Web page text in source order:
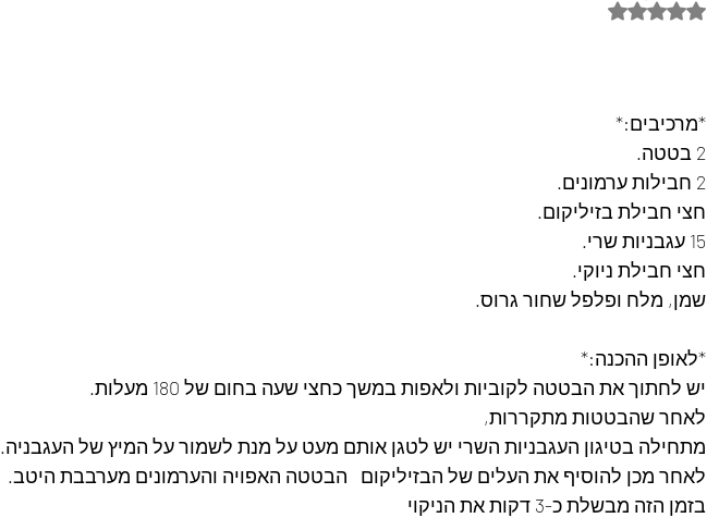
דירוג של NaN מתוך 5 כוכבים
*מרכיבים:*
2 בטטה.
2 חבילות ערמונים.
חצי חבילת בזיליקום.
15 עגבניות שרי.
חצי חבילת ניוקי.
שמן, מלח ופלפל שחור גרוס.
*לאופן ההכנה:*
יש לחתוך את הבטטה לקוביות ולאפות במשך כחצי שעה בחום של 180 מעלות.
לאחר שהבטטות מתקררות,
מתחילה בטיגון העגבניות השרי יש לטגן אותם מעט על מנת לשמור על המיץ של העגבניה.
לאחר מכן להוסיף את העלים של הבזיליקום   הבטטה האפויה והערמונים מערבבת היטב.
בזמן הזה מבשלת כ-3 דקות את הניקוי